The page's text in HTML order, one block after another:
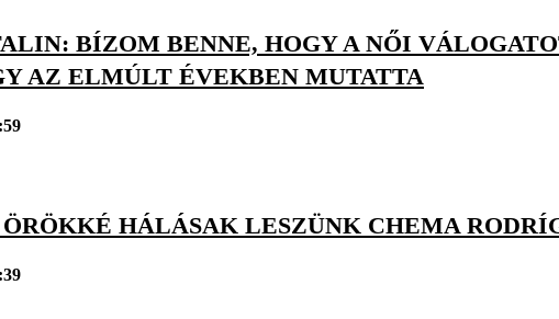
BÍZOM BENNE, HOGY A NŐI
AZ ELMÚLT ÉVEKBEN MUTATTA
ÖRÖKKÉ HÁLÁSAK LESZÜNK CHEMA